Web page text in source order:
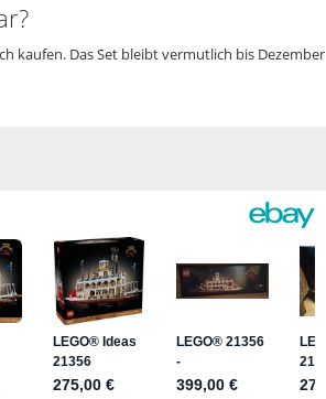
kaufen. Das Set bleibt vermutlich bis Dezember